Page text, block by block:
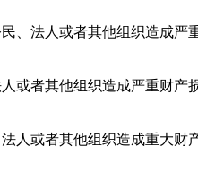
法人或者其他组织造成严
者其他组织造成严重财产
或者其他组织造成重大财